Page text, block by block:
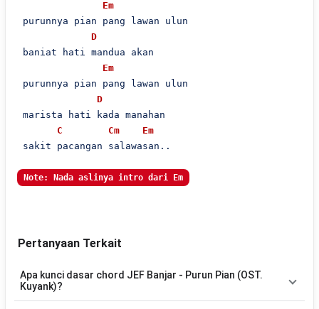
Em
purunnya pian pang lawan ulun
D
baniat hati mandua akan
Em
purunnya pian pang lawan ulun
D
marista hati kada manahan
C
Cm
Em
sakit pacangan salawasan..
Note: Nada aslinya intro dari Em
Pertanyaan Terkait
Apa kunci dasar chord JEF Banjar - Purun Pian (OST.
Kuyank)?